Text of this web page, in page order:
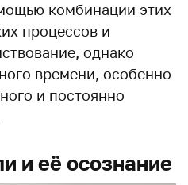
комбинации этих
процессов и
однако
времени, особенно
и постоянно
и её осознание